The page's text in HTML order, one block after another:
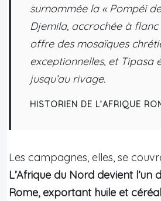
surnommée la « Pompéi
Djemila, accrochée à flanc
offre des mosaïques
exceptionnelles, et Tipasa
jusqu’au rivage.
HISTORIEN DE L’AFRIQUE
Les campagnes, elles, se
L’Afrique du Nord devient l’un
Rome, exportant huile et